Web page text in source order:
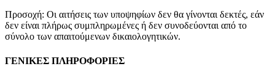
Προσοχή: Οι αιτήσεις των υποψηφίων δεν θα γίνονται δεκτές, εάν
δεν είναι πλήρως συμπληρωμένες ή δεν συνοδεύονται από το
σύνολο των απαιτούμενων δικαιολογητικών.
ΓΕΝΙΚΕΣ ΠΛΗΡΟΦΟΡΙΕΣ